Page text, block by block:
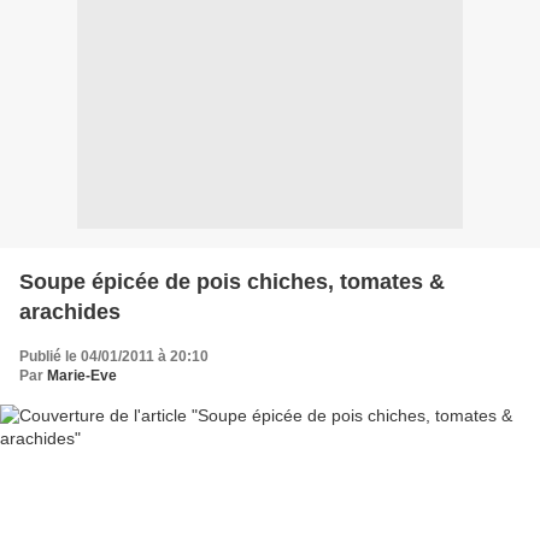
Soupe épicée de pois chiches, tomates &
arachides
Publié le 04/01/2011 à 20:10
Par Marie-Eve